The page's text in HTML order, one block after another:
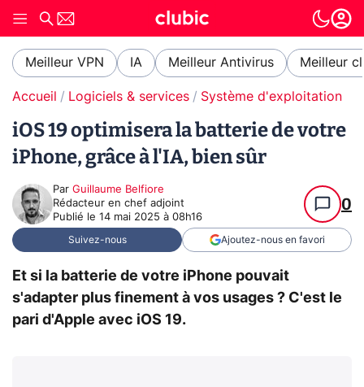
Meilleur VPN IA Meilleur Antivirus Meilleur
Accueil Logiciels & services Système d'exploitation
iOS 19 optimisera la batterie de votre
iPhone, grâce à l'IA, bien sûr
Par Guillaume Belfiore
Rédacteur en chef adjoint
Publié le 14 mai 2025 à 08h16
0
Suivez-nous Ajoutez-nous en favori
Et si la batterie de votre iPhone pouvait
s'adapter plus finement à vos usages ? C'est le
pari d'Apple avec iOS 19.